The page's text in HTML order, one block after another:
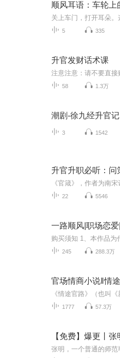
顺风耳语：车轮上
5 335
升官发财话术课
58 1.3万
潮剧-徐九经升官记
3 1542
升官升职必听：问
22 5546
245 288.3万
1777 57.3万